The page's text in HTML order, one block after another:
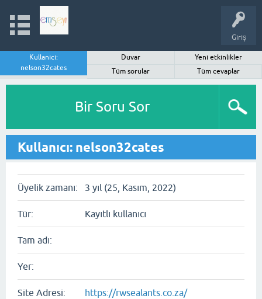
Giriş
Kullanıcı:
nelson32cates
Duvar
Yeni etkinlikler
Tüm sorular
Tüm cevaplar
Bir Soru Sor
Kullanıcı: nelson32cates
Üyelik zamanı: 3 yıl (25, Kasım, 2022)
Tür: Kayıtlı kullanıcı
Tam adı:
Yer:
Site Adresi: https://rwsealants.co.za/